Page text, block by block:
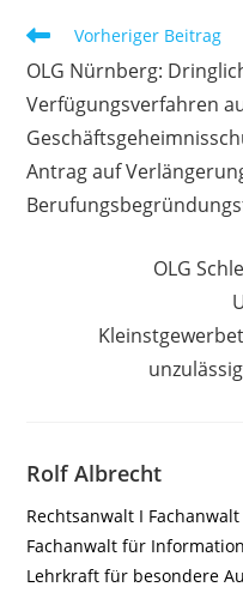
Weitere
ansehen
Vorheriger Beitrag
OLG Nürnberg:
Verfügungsverfahren
Antrag auf
OLG
Rolf Albrecht
Rechtsanwalt I
Fachanwalt für
Lehrkraft für besondere